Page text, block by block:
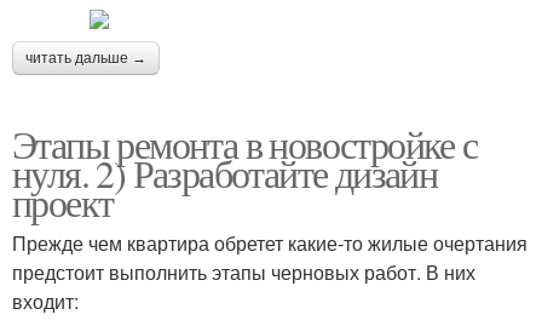
читать дальше →
Этапы ремонта в новостройке с
нуля. 2) Разработайте дизайн
проект
Прежде чем квартира обретет какие-то жилые очертания
предстоит выполнить этапы черновых работ. В них
входит: